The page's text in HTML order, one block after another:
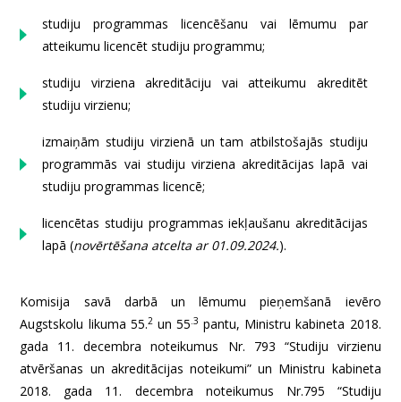
studiju programmas licencēšanu vai lēmumu par
atteikumu licencēt studiju programmu;
studiju virziena akreditāciju vai atteikumu akreditēt
studiju virzienu;
izmaiņām studiju virzienā un tam atbilstošajās studiju
programmās vai studiju virziena akreditācijas lapā vai
studiju programmas licencē;
licencētas studiju programmas iekļaušanu akreditācijas
lapā (novērtēšana atcelta ar 01.09.2024.).
Komisija savā darbā un lēmumu pieņemšanā ievēro
Augstskolu likuma 55.2un 55 .3 pantu, Ministru kabineta 2018.
gada 11. decembra noteikumus Nr. 793 “Studiju virzienu
atvēršanas un akreditācijas noteikumi” un Ministru kabineta
2018. gada 11. decembra noteikumus Nr.795 “Studiju